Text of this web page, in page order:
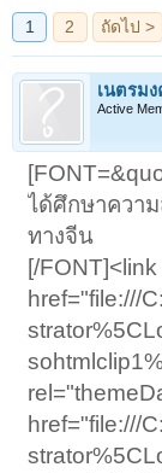
เนตรม
Active
ได้ศึกษาควา
ทางจีน
[/
href="file:///
href="file:///